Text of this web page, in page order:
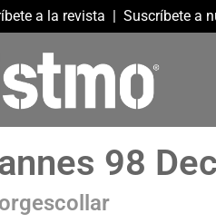
a la revista | Suscríbete a
98